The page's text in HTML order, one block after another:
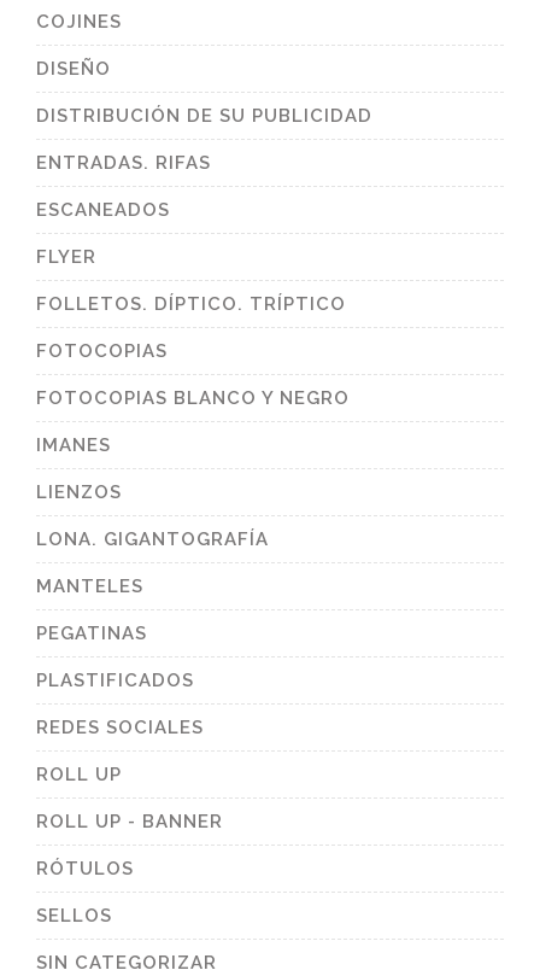
COJINES
DISEÑO
DISTRIBUCIÓN DE SU PUBLICIDAD
ENTRADAS. RIFAS
ESCANEADOS
FLYER
FOLLETOS. DÍPTICO. TRÍPTICO
FOTOCOPIAS
FOTOCOPIAS BLANCO Y NEGRO
IMANES
LIENZOS
LONA. GIGANTOGRAFÍA
MANTELES
PEGATINAS
PLASTIFICADOS
REDES SOCIALES
ROLL UP
ROLL UP - BANNER
RÓTULOS
SELLOS
SIN CATEGORIZAR